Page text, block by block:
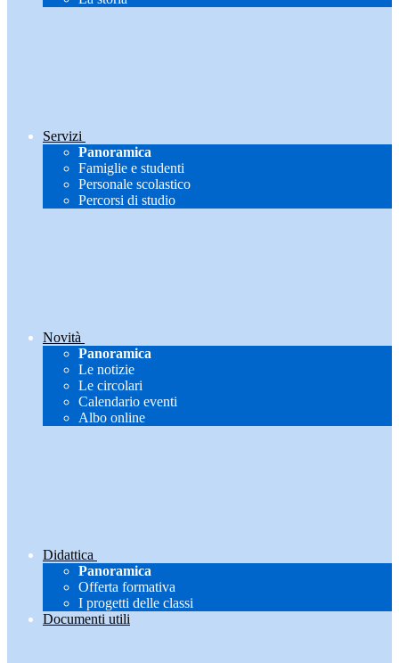
Servizi
Panoramica
Famiglie e studenti
Personale scolastico
Percorsi di studio
Novità
Panoramica
Le notizie
Le circolari
Calendario eventi
Albo online
Didattica
Panoramica
Offerta formativa
I progetti delle classi
Documenti utili